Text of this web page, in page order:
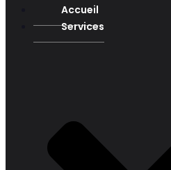
Accueil
Services